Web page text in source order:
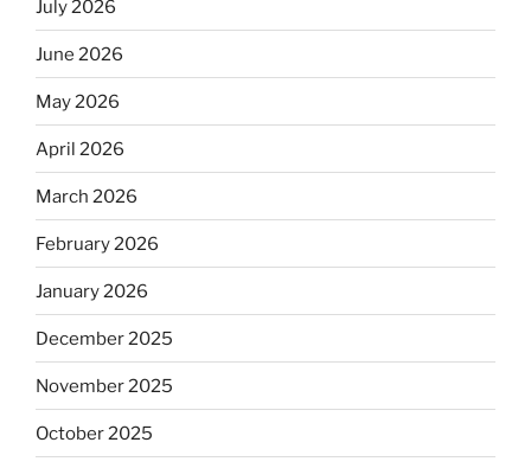
July 2026
June 2026
May 2026
April 2026
March 2026
February 2026
January 2026
December 2025
November 2025
October 2025